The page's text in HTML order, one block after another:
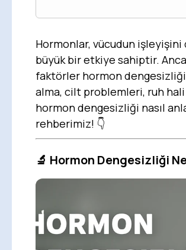
Hormonlar, vücudun işleyişini
büyük bir etkiye sahiptir.
faktörler hormon
alma, cilt problemleri, ruh
hormon dengesizliği nasıl
rehberimiz! 👇
🔬 Hormon Dengesizliği